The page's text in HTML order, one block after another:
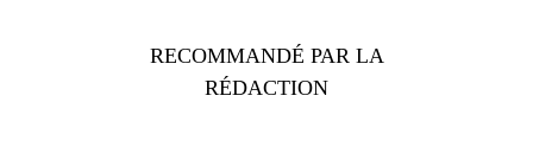
RECOMMANDÉ PAR LA
RÉDACTION